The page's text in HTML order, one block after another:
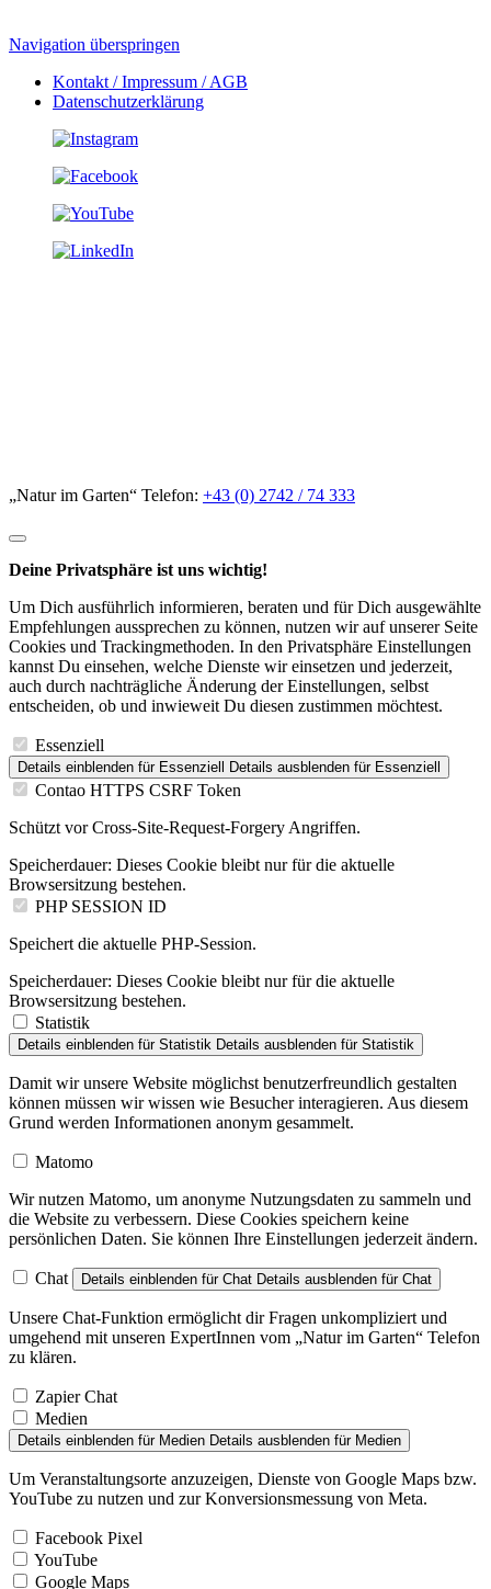
Navigation überspringen
Kontakt / Impressum / AGB
Datenschutzerklärung
Empfehlungen aussprechen zu können, nutzen wir auf unserer Seite
Cookies und Trackingmethoden. In den Privatsphäre Einstellungen
kannst Du einsehen, welche Dienste wir einsetzen und jederzeit,
auch durch nachträgliche Änderung der Einstellungen, selbst
entscheiden, ob und inwieweit Du diesen zustimmen möchtest.
Details einblenden
Contao HTTPS CSRF Token
Browsersitzung bestehen.
PHP SESSION ID
Browsersitzung bestehen.
Statistik
Details einblenden
Damit wir unsere Website möglichst benutzerfreundlich gestalten
können müssen wir wissen wie Besucher interagieren. Aus diesem
Grund werden Informationen anonym gesammelt.
die Website zu verbessern. Diese Cookies speichern keine
persönlichen Daten. Sie können Ihre Einstellungen jederzeit ändern.
Unsere Chat-Funktion ermöglicht dir Fragen unkompliziert und
umgehend mit unseren ExpertInnen vom „Natur im Garten“ Telefon
zu klären.
Medien
Details einblenden
Um Veranstaltungsorte anzuzeigen, Dienste von Google Maps bzw.
YouTube zu nutzen und zur Konversionsmessung von Meta.
YouTube
Google Maps
Auswahl speichern